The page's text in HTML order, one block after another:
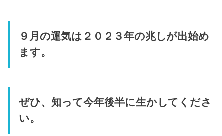
９月の運気は２０２３年の兆しが出始め
ます。
ぜひ、知って今年後半に生かしてくださ
い。